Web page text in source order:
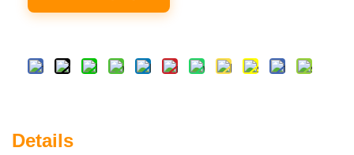
Details